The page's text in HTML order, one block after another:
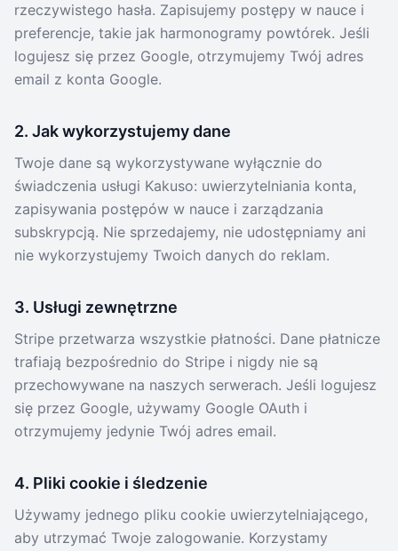
rzeczywistego hasła. Zapisujemy postępy w nauce i
preferencje, takie jak harmonogramy powtórek. Jeśli
logujesz się przez Google, otrzymujemy Twój adres
email z konta Google.
2. Jak wykorzystujemy dane
Twoje dane są wykorzystywane wyłącznie do
świadczenia usługi Kakuso: uwierzytelniania konta,
zapisywania postępów w nauce i zarządzania
subskrypcją. Nie sprzedajemy, nie udostępniamy ani
nie wykorzystujemy Twoich danych do reklam.
3. Usługi zewnętrzne
Stripe przetwarza wszystkie płatności. Dane płatnicze
trafiają bezpośrednio do Stripe i nigdy nie są
przechowywane na naszych serwerach. Jeśli logujesz
się przez Google, używamy Google OAuth i
otrzymujemy jedynie Twój adres email.
4. Pliki cookie i śledzenie
Używamy jednego pliku cookie uwierzytelniającego,
aby utrzymać Twoje zalogowanie. Korzystamy